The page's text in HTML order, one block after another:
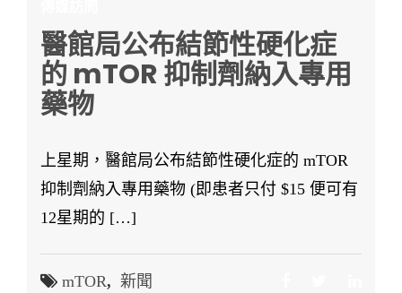
醫館局公布結節性硬化症
的 mTOR 抑制劑納入專用
藥物
上星期，醫館局公布結節性硬化症的 mTOR
抑制劑納入專用藥物 (即患者只付 $15 便可有
12星期的 […]
mTOR, 新聞